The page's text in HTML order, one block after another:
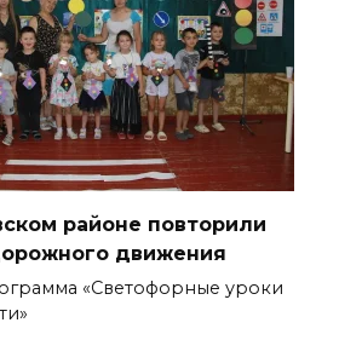
районе повторили
движения
«Светофорные уроки